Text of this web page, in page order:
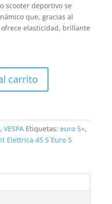
scooter deportivo se
que, gracias al
elasticidad, brillante
carrito
, VESPA Etiquetas: euro 5+,
Elettrica 45 S Euro 5